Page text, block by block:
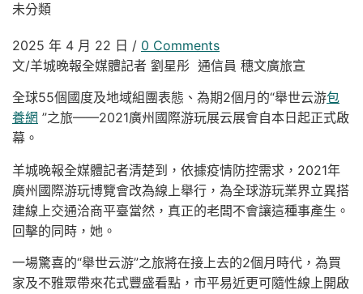
未分類
2025 年 4 月 22 日 / 0 Comments
文/羊城晚報全媒體記者 劉星彤 通信員 穗文廣旅宣
全球55個國度及地域組團表態、為期2個月的“舉世云游包
養網 ”之旅——2021廣州國際游玩展云展會自本日起正式啟
幕。
羊城晚報全媒體記者清楚到，依據疫情防控需求，2021年
廣州國際游玩博覽會改為線上舉行，為全球游玩業界立異搭
建線上交通洽商平臺當然，真正的老闆不會讓這種事產生。
回擊的同時，她。
一場驚喜的“舉世云游”之旅將在接上去的2個月時代，為買
家及不雅眾帶來花式豐盛看點，市平易近更可隨性線上開啟